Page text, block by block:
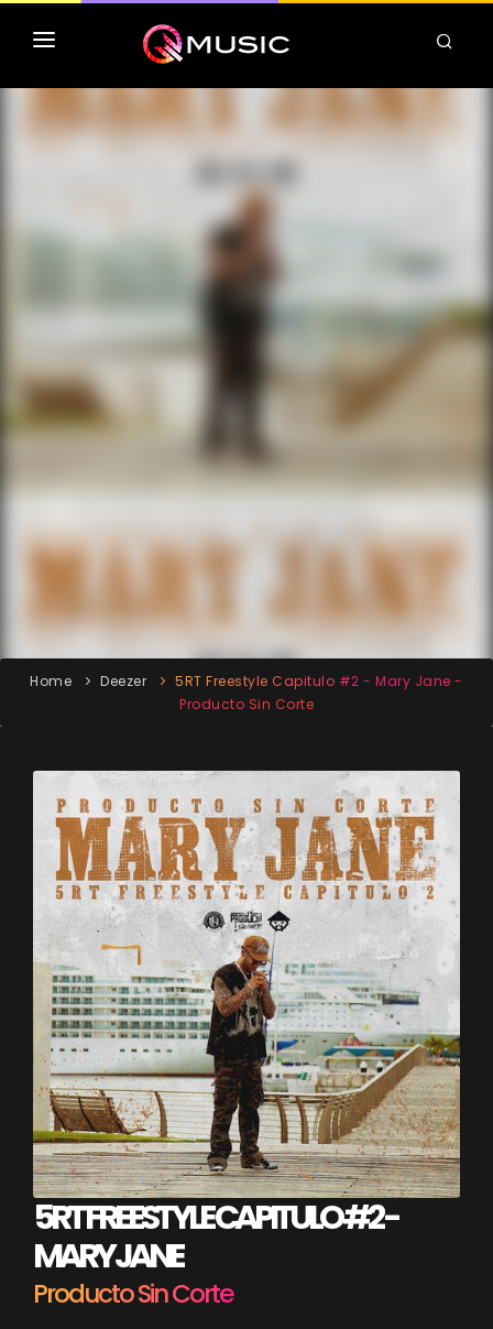
TOP MP3 ITUNES
TOP ALBUMS ITUNES
CLASSEMENT DEEZER
Home Deezer
5RT Freestyle Capitulo #2 - Mary Jane -
Producto Sin Corte
5RT FREESTYLE CAPITULO #2 -
MARY JANE
Producto Sin Corte